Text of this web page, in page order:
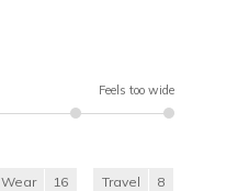
Feels too wide
16 Travel 8